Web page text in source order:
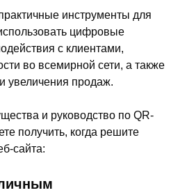
инструменты для
цифровые
с клиентами,
во всемирной сети, а также
увеличения продаж.
и руководство по QR-
получить, когда решите
сайта: